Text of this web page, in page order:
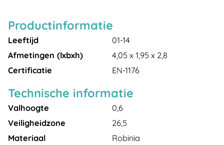
Productinformatie
Leeftijd
01-14
Afmetingen (lxbxh)
4,05 x 1,95 x 2,8
Certificatie
EN-1176
Technische informatie
Valhoogte
0,6
Veiligheidzone
26,5
Materiaal
Robinia